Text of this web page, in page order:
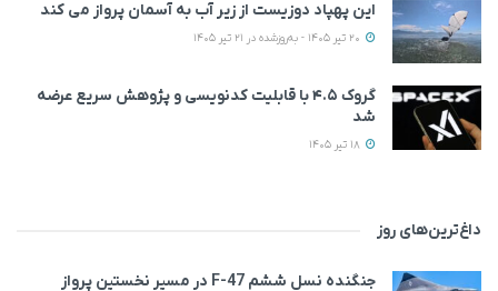
این پهپاد دوزیست از زیر آب به آسمان پرواز می‌ کند
گروک ۴.۵ با قابلیت کدنویسی و پژوهش سریع عرضه
شد
داغ‌ترین‌های روز
جنگنده نسل ششم F-47 در مسیر نخستین پرواز